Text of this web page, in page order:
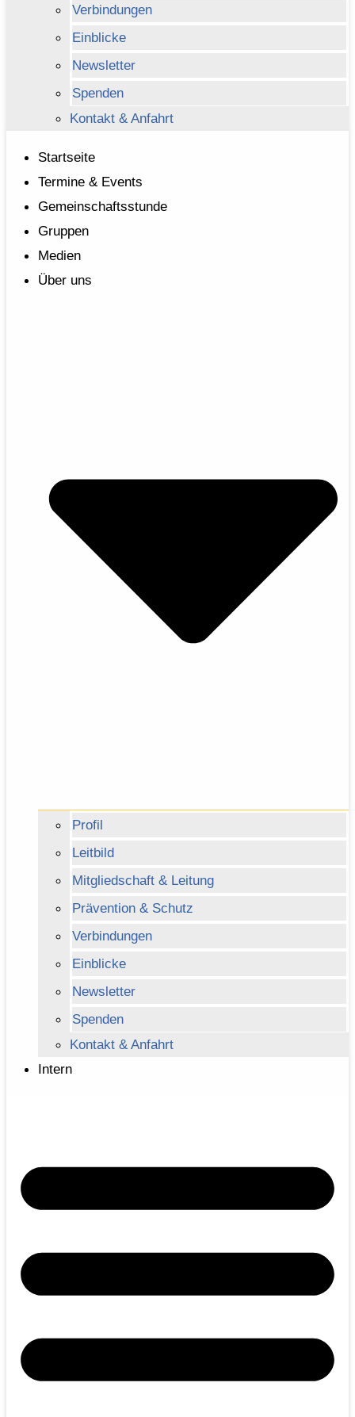
Verbindungen
Einblicke
Newsletter
Spenden
Kontakt & Anfahrt
Startseite
Termine & Events
Gemeinschaftsstunde
Gruppen
Medien
Über uns
Profil
Leitbild
Mitgliedschaft & Leitung
Prävention & Schutz
Verbindungen
Einblicke
Newsletter
Spenden
Kontakt & Anfahrt
Intern